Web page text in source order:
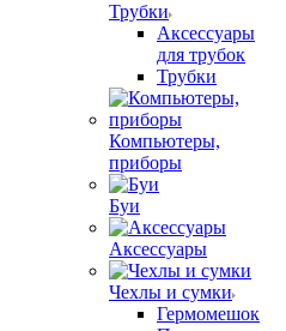
Трубки
Аксессуары
для трубок
Трубки
Компьютеры,
приборы
Буи
Аксессуары
Чехлы и сумки
Гермомешок